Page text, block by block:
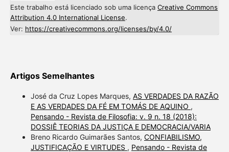
Este trabalho está licenciado sob uma licença Creative Commons
Attribution 4.0 International License.
Ver: https://creativecommons.org/licenses/by/4.0/
Artigos Semelhantes
José da Cruz Lopes Marques, AS VERDADES DA RAZÃO
E AS VERDADES DA FÉ EM TOMÁS DE AQUINO ,
Pensando - Revista de Filosofia: v. 9 n. 18 (2018):
DOSSIÊ TEORIAS DA JUSTIÇA E DEMOCRACIA/VARIA
Breno Ricardo Guimarães Santos, CONFIABILISMO,
JUSTIFICAÇÃO E VIRTUDES , Pensando - Revista de